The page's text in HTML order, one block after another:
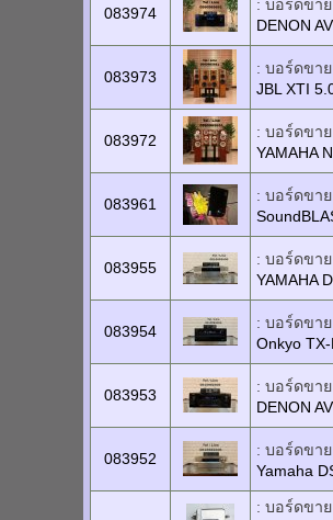
083974
: บอร์ดขาย
DENON
083973
: บอร์ดขาย
JBL XTI
083972
: บอร์ดขาย
YAMAHA
083961
: บอร์ดขาย
083955
: บอร์ดขาย
YAMAHA
083954
: บอร์ดขาย
Onkyo
083953
: บอร์ดขาย
DENON
083952
: บอร์ดขาย
Yamaha
: บอร์ดขาย